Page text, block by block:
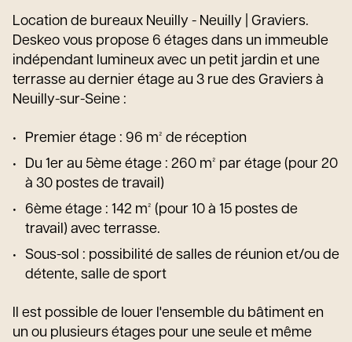
Location de bureaux Neuilly - Neuilly | Graviers.
Deskeo vous propose 6 étages dans un immeuble
indépendant lumineux avec un petit jardin et une
terrasse au dernier étage au 3 rue des Graviers à
Neuilly-sur-Seine :
Premier étage : 96 m² de réception
Du 1er au 5ème étage : 260 m² par étage (pour 20
à 30 postes de travail)
6ème étage : 142 m² (pour 10 à 15 postes de
travail) avec terrasse.
Sous-sol : possibilité de salles de réunion et/ou de
détente, salle de sport
Il est possible de louer l'ensemble du bâtiment en
un ou plusieurs étages pour une seule et même